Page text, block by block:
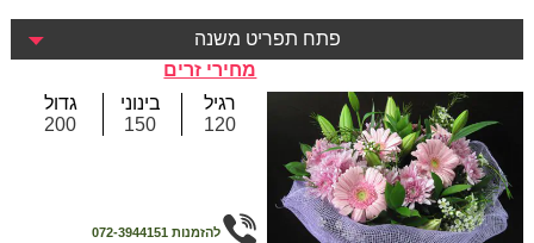
פתח תפריט משנה
מחירי זרים
רגיל
120
בינוני
150
גדול
200
להזמנות 072-3944151